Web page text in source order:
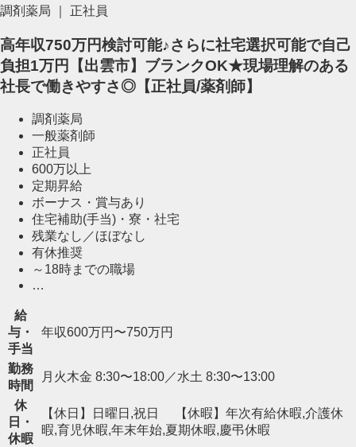
調剤薬局 ｜ 正社員
高年収750万円検討可能♪さらに社宅選択可能で自己
負担1万円【出雲市】ブランクOK★現場理解のある
社長で働きやすさ◎【正社員/薬剤師】
調剤薬局
一般薬剤師
正社員
600万以上
定期昇給
ボーナス・賞与あり
住宅補助(手当)・寮・社宅
残業なし／ほぼなし
有休推奨
～18時までの職場
…
給
与・
手当
年収600万円〜750万円
勤務
時間
月火木金 8:30〜18:00／水土 8:30〜13:00
休
日・
休暇
【休日】日曜日,祝日 【休暇】年次有給休暇,介護休
暇,育児休暇,年末年始,夏期休暇,慶弔休暇